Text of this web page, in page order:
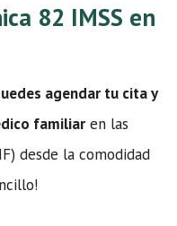
82 IMSS en
agendar tu cita y
familiar en las
desde la comodidad